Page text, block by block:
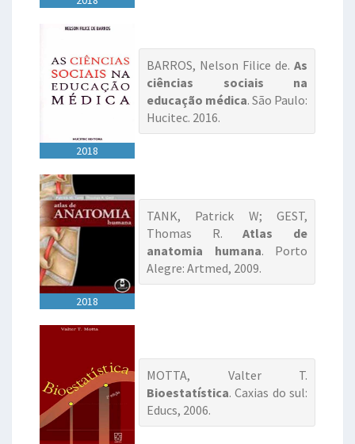
2018
BARROS, Nelson Filice de. As
ciências sociais na
educação médica. São Paulo:
Hucitec. 2016.
2018
TANK, Patrick W; GEST,
Thomas R.Atlas de
anatomia humana. Porto
Alegre: Artmed, 2009.
MOTTA, Valter T.
Bioestatística. Caxias do sul:
Educs, 2006.